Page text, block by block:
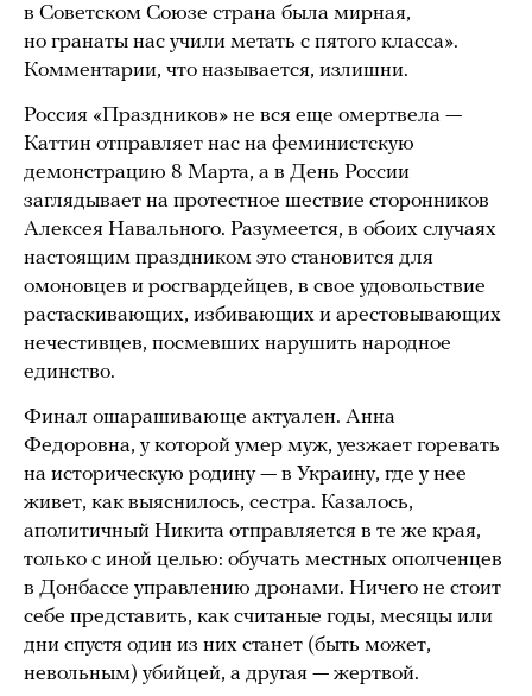
в Советском Союзе страна была мирная,
но гранаты нас учили метать с пятого класса».
Комментарии, что называется, излишни.
Россия «Праздников» не вся еще омертвела —
Каттин отправляет нас на феминистскую
демонстрацию 8 Марта, а в День России
заглядывает на протестное шествие сторонников
Алексея Навального. Разумеется, в обоих случаях
настоящим праздником это становится для
омоновцев и росгвардейцев, в свое удовольствие
растаскивающих, избивающих и арестовывающих
нечестивцев, посмевших нарушить народное
единство.
Финал ошарашивающе актуален. Анна
Федоровна, у которой умер муж, уезжает горевать
на историческую родину — в Украину, где у нее
живет, как выяснилось, сестра. Казалось,
аполитичный Никита отправляется в те же края,
только с иной целью: обучать местных ополченцев
в Донбассе управлению дронами. Ничего не стоит
себе представить, как считаные годы, месяцы или
дни спустя один из них станет (быть может,
невольным) убийцей, а другая — жертвой.